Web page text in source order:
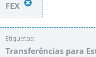
FEX
Etiquetas:
Transferências para